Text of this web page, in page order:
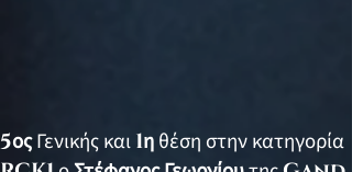
5οςΓενικής και1ηθέση στην κατηγορία